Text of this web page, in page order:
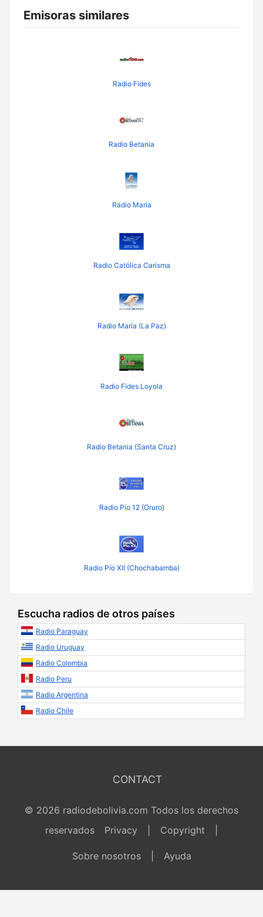
Emisoras similares
Radio Fides
Radio Betania
Radio Maria
Radio Católica Carisma
Radio María (La Paz)
Radio Fides Loyola
Radio Betania (Santa Cruz)
Radio Pío 12 (Oruro)
Radio Pío XII (Chochabamba)
Escucha radios de otros países
Radio Paraguay
Radio Uruguay
Radio Colombia
Radio Peru
Radio Argentina
Radio Chile
CONTACT
© 2026 radiodebolivia.com Todos los derechos
reservados
Privacy Copyright
Sobre nosotros Ayuda